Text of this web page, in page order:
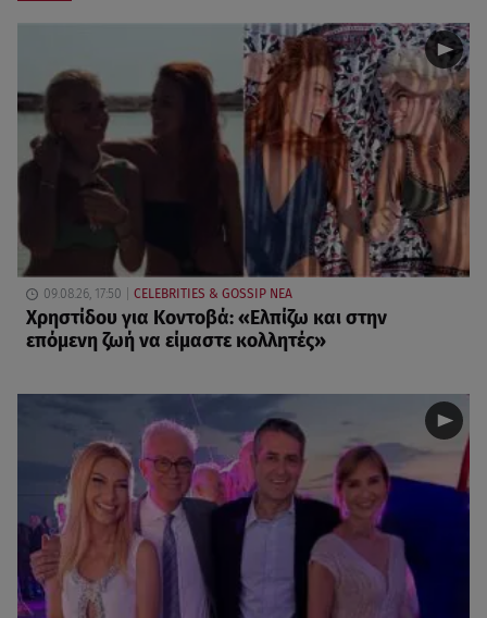
09.08.26, 17:50 CELEBRITIES & GOSSIP ΝΕΑ
Χρηστίδου για Κοντοβά: «Ελπίζω και στην
επόμενη ζωή να είμαστε κολλητές»